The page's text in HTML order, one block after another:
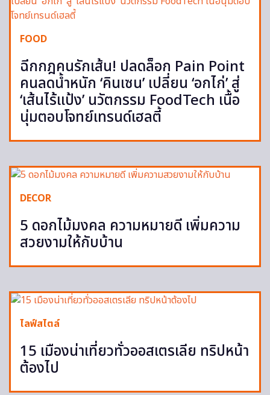
FOOD
ฉีกกฎคนรักเส้น! ปลดล็อก Pain Point
คนลดน้ำหนัก ‘คินเซน’ เปลี่ยน ‘อกไก่’ สู่
‘เส้นไร้แป้ง’ นวัตกรรม FoodTech เนื้อ
นุ่มตอบโจทย์เทรนด์เฮลตี้
DECOR
5 ดอกไม้มงคล ความหมายดี เพิ่มความ
สวยงามให้กับบ้าน
ไลฟ์สไตล์
15 เมืองน่าเที่ยวทั่วออสเตรเลีย ทริปหน้า
ต้องไป